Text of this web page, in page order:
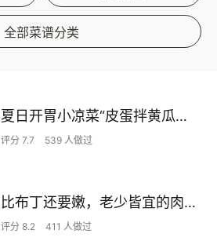
全部菜谱分类
夏日开胃小凉菜“皮蛋拌黄瓜🥒”开胃减脂
评分 7.7 539 人做过
比布丁还要嫩，老少皆宜的肉沫蒸蛋
评分 8.2 411 人做过